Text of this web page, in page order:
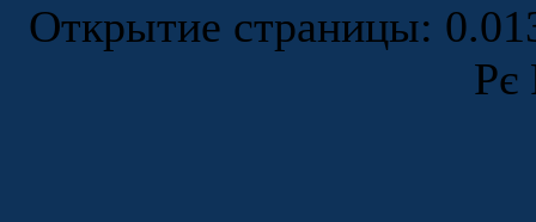
Открытие страницы:
Рє